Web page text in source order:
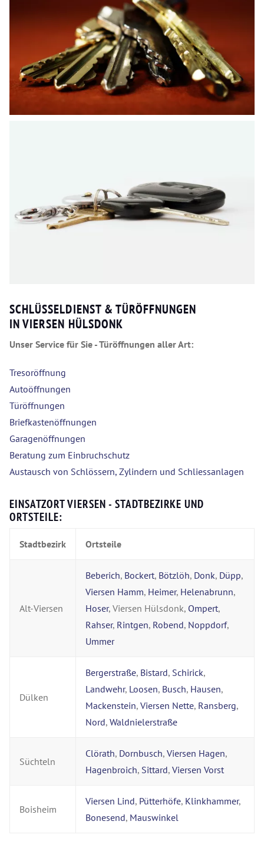
SCHLÜSSELDIENST & TÜRÖFFNUNGEN
IN VIERSEN HÜLSDONK
Unser Service für Sie - Türöffnungen aller Art:
Tresoröffnung
Autoöffnungen
Türöffnungen
Briefkastenöffnungen
Garagenöffnungen
Beratung zum Einbruchschutz
Austausch von Schlössern, Zylindern und Schliessanlagen
EINSATZORT VIERSEN - STADTBEZIRKE UND
ORTSTEILE:
Stadtbezirk Ortsteile
Alt-Viersen
Beberich, Bockert, Bötzlöh, Donk, Düpp,
Viersen Hamm, Heimer, Helenabrunn,
Hoser, Viersen Hülsdonk, Ompert,
Rahser, Rintgen, Robend, Noppdorf,
Ummer
Dülken
Bergerstraße, Bistard, Schirick,
Landwehr, Loosen, Busch, Hausen,
Mackenstein, Viersen Nette, Ransberg,
Nord, Waldnielerstraße
Süchteln
Clörath, Dornbusch, Viersen Hagen,
Hagenbroich, Sittard, Viersen Vorst
Boisheim
Viersen Lind, Pütterhöfe, Klinkhammer,
Bonesend, Mauswinkel